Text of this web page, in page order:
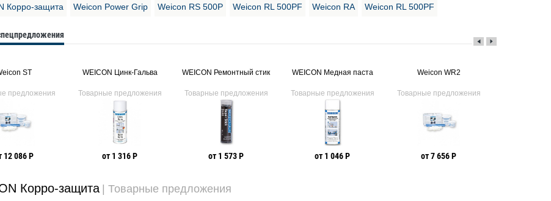
Корро-защита Weicon Power Grip Weicon RS 500P Weicon RL 500PF Weicon RA Weicon RL 500PF
ST
предложения
12 086 Р
WEICON Цинк-Гальва
Товарные предложения
от 1 316 Р
WEICON Ремонтный стик
Товарные предложения
от 1 573 Р
WEICON Медная паста
Товарные предложения
от 1 046 Р
Weicon WR2
Товарные предложения
от 7 656 Р
Корро-защита | Товарные предложения